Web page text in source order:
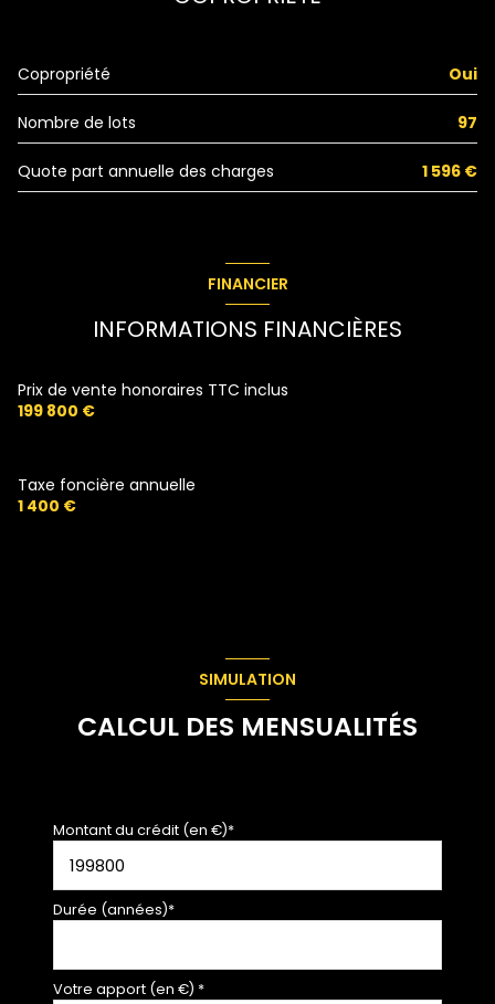
cuisine
balcon
8.53 m²
salon/sejour
23.73 m²
Copropriété Oui
Nombre de lots 97
Quote part annuelle des charges 1 596 €
FINANCIER
INFORMATIONS FINANCIÈRES
Prix de vente honoraires TTC inclus
199 800 €
Taxe foncière annuelle
1 400 €
SIMULATION
CALCUL DES MENSUALITÉS
Montant du crédit (en €)*
Durée (années)*
Votre apport (en €) *